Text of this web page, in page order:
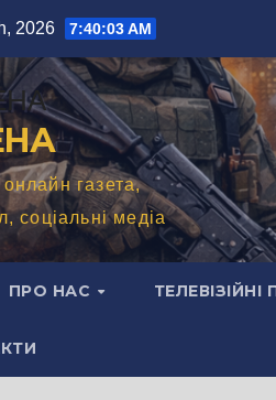
2026 7:40:04 AM
газета,
соціальні медіа
ПРО НАС